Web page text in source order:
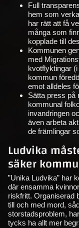
Full
hem som
har rätt att få
många som
kopplade till
Kommunen
med
kvotflyktingar
kommun
emot alldeles
Sätta press på
kommunal
invandringen
även arbeta
de främlingar
Ludvika
säker
”Unika Ludvika” har
där ensamma
riskfritt. Organiserad
till och med mord,
storstadsproblem,
tycks ha allt mer